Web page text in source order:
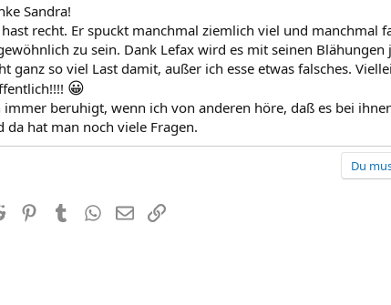
Sandra!
recht. Er spuckt manchmal ziemlich viel und manchmal
zu sein. Dank Lefax wird es mit seinen
ganz so viel Last damit, außer ich esse etwas falsches.
😀
immer beruhigt, wenn ich von anderen höre, daß es bei
da hat man noch viele Fragen.
Du
Reddit PinterestTumblrWhatsApp
E-MailLink